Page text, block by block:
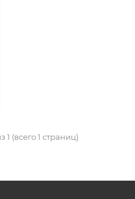
1 (всего 1 страниц)